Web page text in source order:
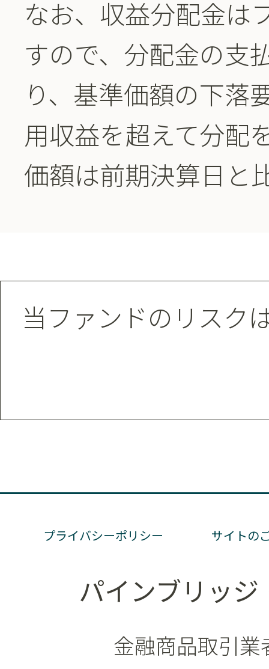
なお、収益分配金は
すので、分配金の支
り、基準価額の下落
用収益を超えて分配
価額は前期決算日と
当ファンドのリスク
プライバシーポリシー サイトの
パインブリッ
金融商品取引